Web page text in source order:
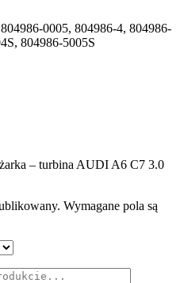
0005, 804986-4, 804986-
804986-5005S
– turbina AUDI A6 C7 3.0
Wymagane pola są